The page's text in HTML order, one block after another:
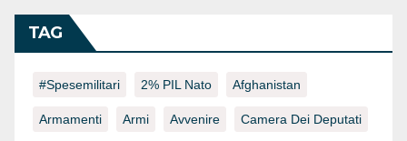
TAG
#spesemilitari 2% PIL Nato Afghanistan
Armamenti Armi Avvenire Camera Dei Deputati